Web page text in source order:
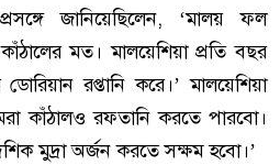
জানিয়েছিলেন, ‘মালয় ফল
মত। মালয়েশিয়া প্রতি বছর
রপ্তানি করে।’ মালয়েশিয়া
কাঁঠালও রফতানি করতে পারবো।
মুদ্রা অর্জন করতে সক্ষম হবো।’